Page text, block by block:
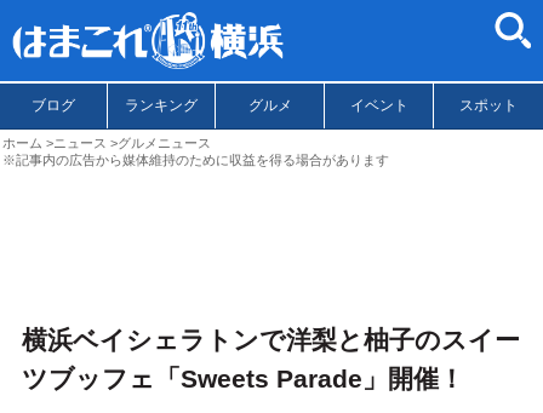
ブログ ランキング グルメ イベント スポット
ホーム ニュース
グルメニュース
※記事内の広告から媒体維持のために収益を得る場合があります
横浜ベイシェラトンで洋梨と柚子のスイー
ツブッフェ「Sweets Parade」開催！